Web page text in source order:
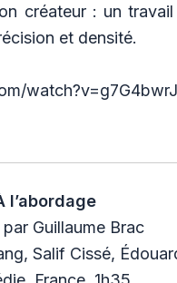
créateur : un
et densité.
l’abordage
par Guillaume Brac
Salif Cissé,